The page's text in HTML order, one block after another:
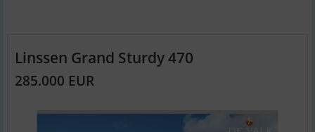
Linssen Grand Sturdy 470
285.000 EUR